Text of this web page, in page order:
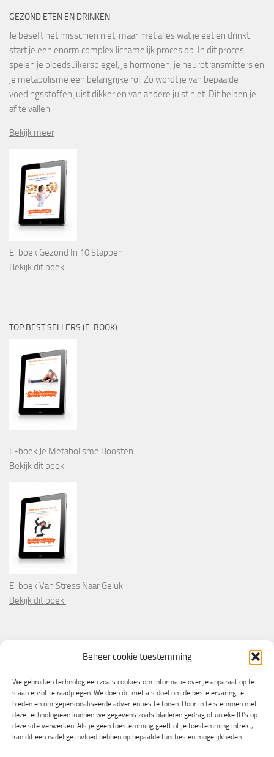
Beheer cookie toestemming
We gebruiken technologieën zoals cookies om informatie over je apparaat op te
slaan en/of te raadplegen. We doen dit met als doel om de beste ervaring te
bieden en om gepersonaliseerde advertenties te tonen. Door in te stemmen met
deze technologieën kunnen we gegevens zoals bladeren gedrag of unieke ID's op
deze site verwerken. Als je geen toestemming geeft of je toestemming intrekt,
kan dit een nadelige invloed hebben op bepaalde functies en mogelijkheden.
GEZOND ETEN EN DRINKEN
Je beseft het misschien niet, maar met alles wat je eet en drinkt
start je een enorm complex lichamelijk proces op. In dit proces
spelen je bloedsuikerspiegel, je hormonen, je neurotransmitters en
je metabolisme een belangrijke rol. Zo wordt je van bepaalde
voedingsstoffen juist dikker en van andere juist niet. Dit helpen je
af te vallen.
Bekijk meer
E-boek Gezond In 10 Stappen
Bekijk dit boek
TOP BEST SELLERS (E-BOOK)
E-boek Je Metabolisme Boosten
Bekijk dit boek
E-boek Van Stress Naar Geluk
Bekijk dit boek